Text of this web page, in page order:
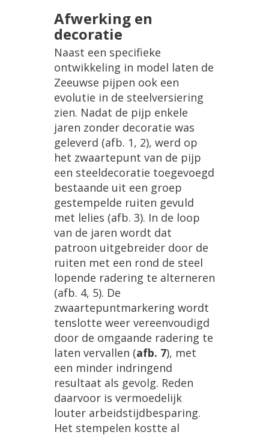
Afwerking en
decoratie
Naast een specifieke
ontwikkeling in model laten de
Zeeuwse pijpen ook een
evolutie in de steelversiering
zien. Nadat de pijp enkele
jaren zonder decoratie was
geleverd (afb. 1, 2), werd op
het zwaartepunt van de pijp
een steeldecoratie toegevoegd
bestaande uit een groep
gestempelde ruiten gevuld
met lelies (afb. 3). In de loop
van de jaren wordt dat
patroon uitgebreider door de
ruiten met een rond de steel
lopende radering te alterneren
(afb. 4, 5). De
zwaartepuntmarkering wordt
tenslotte weer vereenvoudigd
door de omgaande radering te
laten vervallen (afb. 7), met
een minder indringend
resultaat als gevolg. Reden
daarvoor is vermoedelijk
louter arbeidstijdbesparing.
Het stempelen kostte al